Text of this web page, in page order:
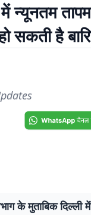
सकती है
के मुताबिक दिल्ली